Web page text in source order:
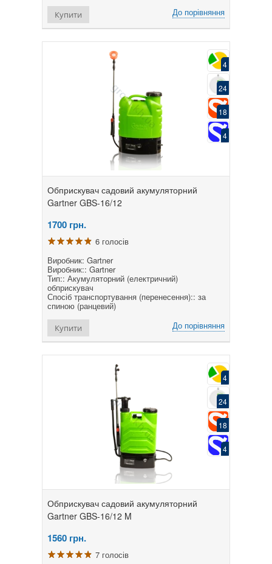
До порівняння
Купити
4
24
18
4
Обприскувач садовий акумуляторний
Gartner GBS-16/12
1700 грн.
6 голосів
Виробник: Gartner
Виробник:: Gartner
Тип:: Акумуляторний (електричний)
обприскувач
Спосіб транспортування (перенесення):: за
спиною (ранцевий)
До порівняння
Купити
4
24
18
4
Обприскувач садовий акумуляторний
Gartner GBS-16/12 M
1560 грн.
7 голосів